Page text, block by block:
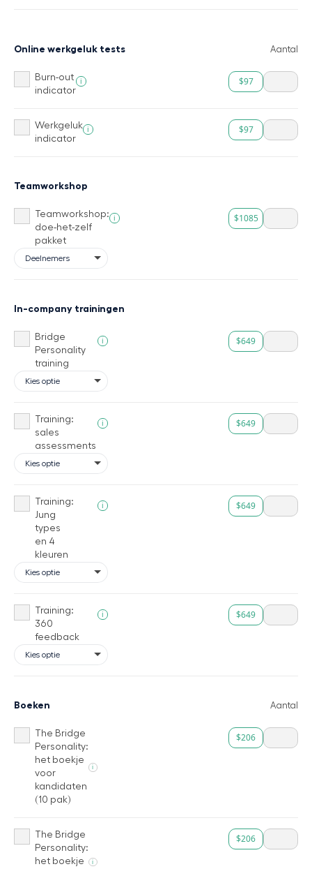
Online werkgeluk tests Aantal
Burn-out
indicator
i $97
Werkgeluk
indicator
i $97
Teamworkshop
Teamworkshop:
doe-het-zelf
pakket
i $1085
In-company trainingen
Bridge
Personality
training
i $649
Training:
sales
assessments
i $649
Training:
Jung
types
en 4
kleuren
i $649
Training:
360
feedback
i $649
Boeken Aantal
The Bridge
Personality:
het boekje
voor
kandidaten
(10 pak)
i
$206
The Bridge
Personality:
het boekje
i
$206